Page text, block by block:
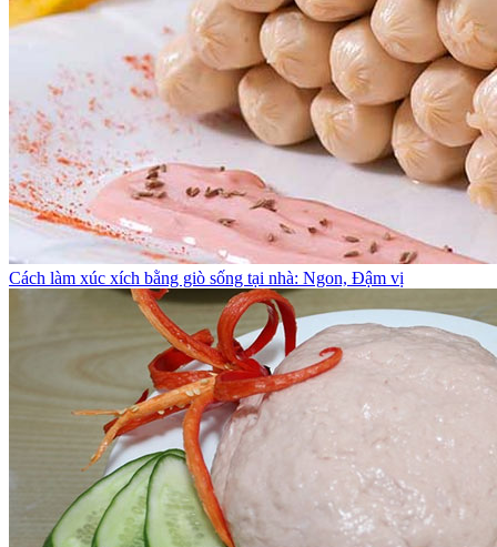
Cách làm xúc xích bằng giò sống tại nhà: Ngon, Đậm vị